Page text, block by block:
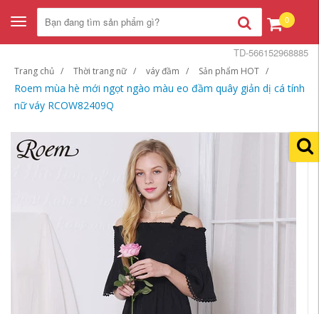
Toggle
navigation
0
Trang chủ Thời trang nữ váy đầm Sản phẩm HOT
Roem mùa hè mới ngọt ngào màu eo đầm quây giản dị cá tính
nữ váy RCOW82409Q
TD-566152968885